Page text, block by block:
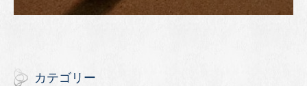
カテゴリー